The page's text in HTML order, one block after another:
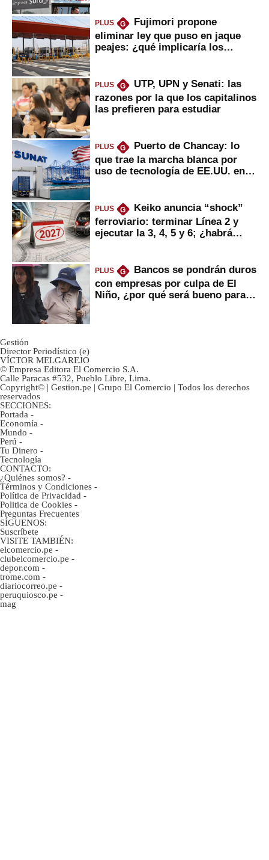
PLUS G
Fujimori propone
eliminar ley que puso en jaque
peajes: ¿qué implicaría los
PLUS G
UTP, UPN y Senati: las
razones por la que los capitalinos
las prefieren para estudiar
PLUS G
Puerto de Chancay: lo
que trae la marcha blanca por
uso de tecnología de EE.UU. en
PLUS G
Keiko anuncia “shock”
ferroviario: terminar Línea 2 y
ejecutar la 3, 4, 5 y 6; ¿habrá
PLUS G
Bancos se pondrán duros
con empresas por culpa de El
Niño, ¿por qué será bueno para
Gestión
Director Periodístico (e)
VÍCTOR MELGAREJO
© Empresa Editora El Comercio S.A.
Calle Paracas #532, Pueblo Libre, Lima.
Copyright© | Gestion.pe | Grupo El Comercio | Todos los derechos
reservados
SECCIONES:
Portada -
Economía -
Mundo -
Perú -
Tu Dinero -
Tecnología
CONTACTO:
¿Quiénes somos? -
Términos y Condiciones -
Política de Privacidad -
Politica de Cookies -
Preguntas Frecuentes
SÍGUENOS:
Suscríbete
VISITE TAMBIÉN:
elcomercio.pe -
clubelcomercio.pe -
depor.com -
trome.com -
diariocorreo.pe -
peruquiosco.pe -
mag